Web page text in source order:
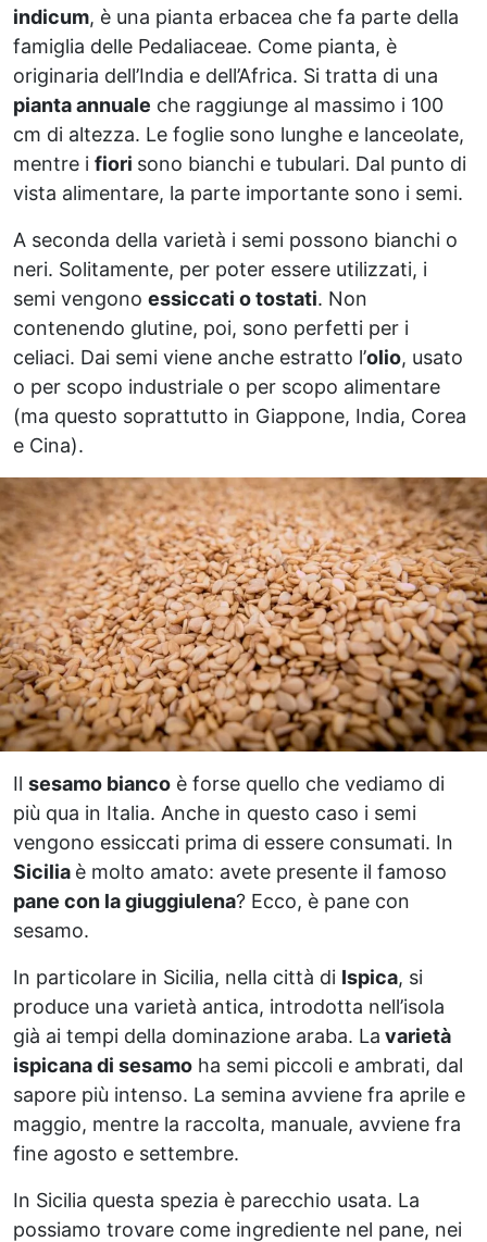
indicum, è una pianta erbacea che fa parte della
famiglia delle Pedaliaceae. Come pianta, è
originaria dell’India e dell’Africa. Si tratta di una
pianta annuale che raggiunge al massimo i 100
cm di altezza. Le foglie sono lunghe e lanceolate,
mentre i fiori sono bianchi e tubulari. Dal punto di
vista alimentare, la parte importante sono i semi.
A seconda della varietà i semi possono bianchi o
neri. Solitamente, per poter essere utilizzati, i
semi vengono essiccati o tostati. Non
contenendo glutine, poi, sono perfetti per i
celiaci. Dai semi viene anche estratto l’olio, usato
o per scopo industriale o per scopo alimentare
(ma questo soprattutto in Giappone, India, Corea
e Cina).
Il sesamo bianco è forse quello che vediamo di
più qua in Italia. Anche in questo caso i semi
vengono essiccati prima di essere consumati. In
Sicilia è molto amato: avete presente il famoso
pane con la giuggiulena? Ecco, è pane con
sesamo.
In particolare in Sicilia, nella città di Ispica, si
produce una varietà antica, introdotta nell’isola
già ai tempi della dominazione araba. La varietà
ispicana di sesamo ha semi piccoli e ambrati, dal
sapore più intenso. La semina avviene fra aprile e
maggio, mentre la raccolta, manuale, avviene fra
fine agosto e settembre.
In Sicilia questa spezia è parecchio usata. La
possiamo trovare come ingrediente nel pane, nei